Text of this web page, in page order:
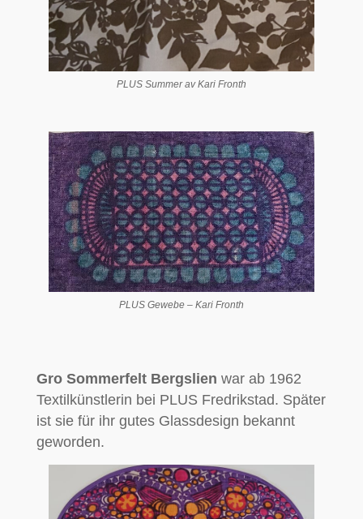
PLUS Summer av Kari Fronth
PLUS Gewebe – Kari Fronth
Gro Sommerfelt Bergslien war ab 1962
Textilkünstlerin bei PLUS Fredrikstad. Später
ist sie für ihr gutes Glassdesign bekannt
geworden.